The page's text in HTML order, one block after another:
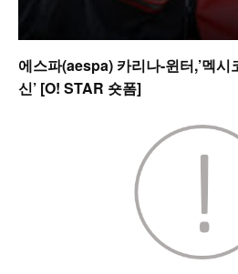
에스파(aespa) 카리나-윈터,’멕
신’ [O! STAR 숏폼]